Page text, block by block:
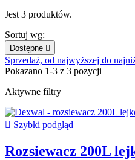
Jest 3 produktów.
Sortuj wg:
Dostępne 
Sprzedaż, od najwyższej do
Pokazano 1-3 z 3 pozycji
Aktywne filtry
 Szybki podgląd
Rozsiewacz 200L